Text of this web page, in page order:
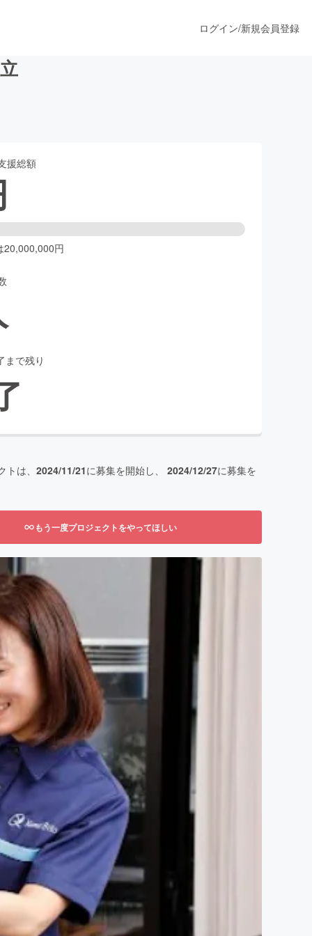
ログイン/新規会員登録
援総額
20,000,000円
まで残り
は、 2024/11/21に募集を開始し、 2024/12/27に募集を
もう一度プロジェクトをやってほしい